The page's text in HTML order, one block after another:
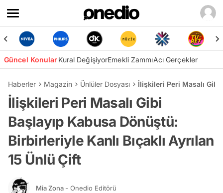
Güncel KonularKural DeğişiyorEmekli ZammıAcı Gerçekler
Haberler Magazin Ünlüler Dosyası İlişkileri Peri Masalı Gibi
İlişkileri Peri Masalı Gibi
Başlayıp Kabusa Dönüştü:
Birbirleriyle Kanlı Bıçaklı Ayrılan
15 Ünlü Çift
Mia Zona - Onedio Editörü